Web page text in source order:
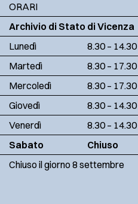
ORARI
Archivio di Stato di Vicenza
Lunedì
8.30 – 14.30
Martedì
8.30 – 17.30
Mercoledì
8.30 – 17.30
Giovedì
8.30 – 14.30
Venerdì
8.30 – 14.30
Sabato
Chiuso
Chiuso il giorno 8 settembre